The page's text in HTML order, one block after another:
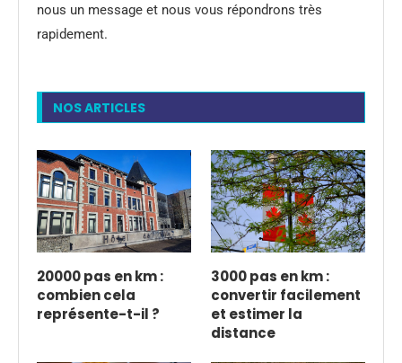
nous un message et nous vous répondrons très
rapidement.
NOS ARTICLES
20000 pas en km :
combien cela
représente-t-il ?
3000 pas en km :
convertir facilement
et estimer la
distance